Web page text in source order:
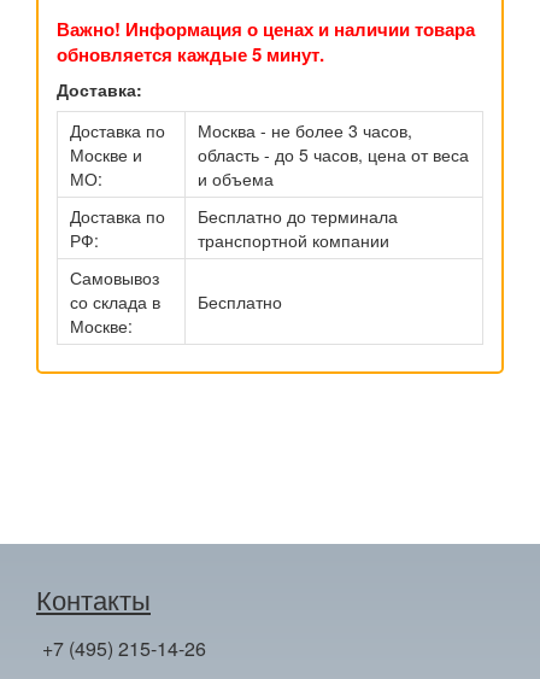
Важно! Информация о ценах и наличии товара
обновляется каждые 5 минут.
Доставка:
Доставка по
Москве и
МО:
Москва - не более 3 часов,
область - до 5 часов, цена от веса
и объема
Доставка по
РФ:
Бесплатно до терминала
транспортной компании
Самовывоз
со склада в
Москве:
Бесплатно
Контакты
+7 (495) 215-14-26